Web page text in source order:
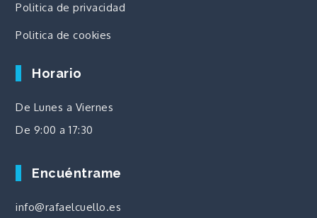
Politica de privacidad
Politica de cookies
Horario
De Lunes a Viernes
De 9:00 a 17:30
Encuéntrame
info@rafaelcuello.es